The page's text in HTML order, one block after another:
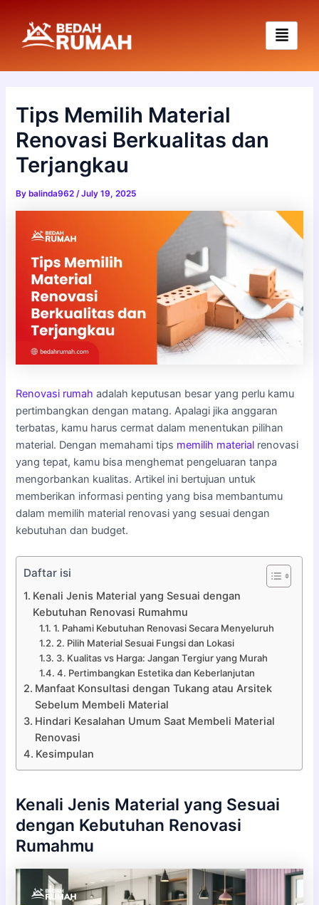
content
Tips Memilih Material
Renovasi Berkualitas dan
Terjangkau
Bybalinda962 /July 19, 2025
Renovasi rumah adalah keputusan besar yang perlu kamu
pertimbangkan dengan matang. Apalagi jika anggaran
terbatas, kamu harus cermat dalam menentukan pilihan
material. Dengan memahami tips memilih material renovasi
yang tepat, kamu bisa menghemat pengeluaran tanpa
mengorbankan kualitas. Artikel ini bertujuan untuk
memberikan informasi penting yang bisa membantumu
dalam memilih material renovasi yang sesuai dengan
kebutuhan dan budget.
Daftar isi
Kenali Jenis Material yang Sesuai dengan
Kebutuhan Renovasi Rumahmu
1. Pahami Kebutuhan Renovasi Secara Menyeluruh
2. Pilih Material Sesuai Fungsi dan Lokasi
3. Kualitas vs Harga: Jangan Tergiur yang Murah
4. Pertimbangkan Estetika dan Keberlanjutan
Manfaat Konsultasi dengan Tukang atau Arsitek
Sebelum Membeli Material
Hindari Kesalahan Umum Saat Membeli Material
Renovasi
Kesimpulan
Kenali Jenis Material yang Sesuai
dengan Kebutuhan Renovasi
Rumahmu